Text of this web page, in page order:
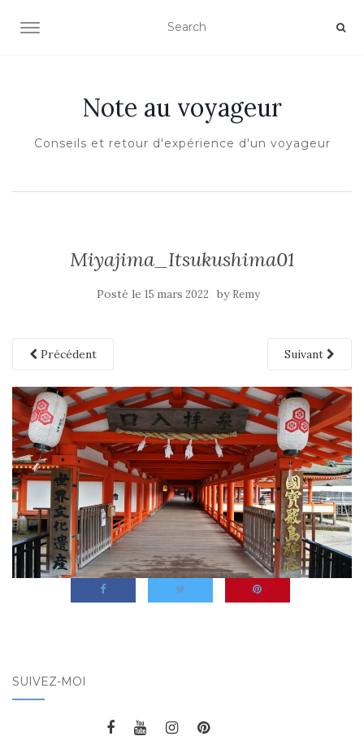
OUVRIR/FERMER LA NAVIGATION
Note au voyageur
Conseils et retour d'expérience d'un voyageur
Miyajima_Itsukushima01
Posté le 15 mars 2022 by Remy
Précédent Suivant
SUIVEZ-MOI